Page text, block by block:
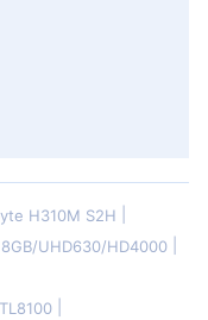
H310M S2H
UHD630/HD4000